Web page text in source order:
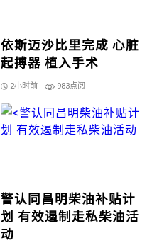
依斯迈沙比里完成 心脏
起搏器 植入手术
2小时前 983点阅
警认同昌明柴油补贴计
划 有效遏制走私柴油活
动